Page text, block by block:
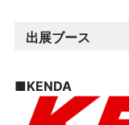
出展ブース
■KENDA